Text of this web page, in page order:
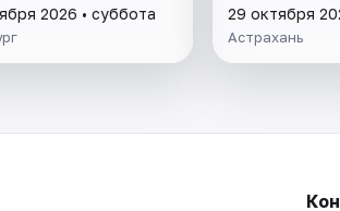
2026 • суббота 29 октября
Астрахань